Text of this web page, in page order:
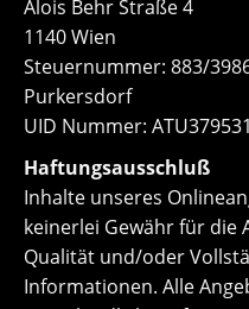
Alois Behr Straße 4
1140 Wien
Steuernummer: 883/
Purkersdorf
UID Nummer:
Haftungsausschluß
Inhalte unseres
keinerlei Gewähr für die
Qualität und/oder
Informationen. Alle